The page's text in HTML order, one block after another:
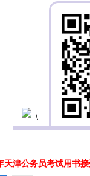
津公务员考试用书